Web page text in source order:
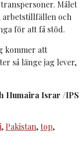
Målet
arbetstillfällen och
för att få stöd.
kommer att
så länge jag lever,
Humaira Israr /IPS
, Pakistan,top,